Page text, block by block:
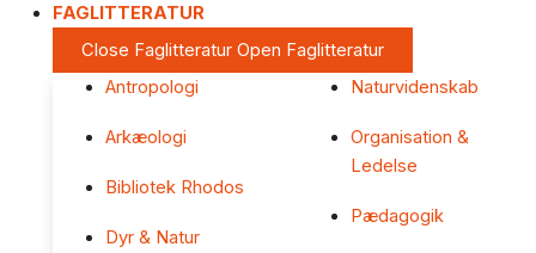
FAGLITTERATUR
Close Faglitteratur Open Faglitteratur
Antropologi
Arkæologi
Bibliotek Rhodos
Dyr & Natur
Naturvidenskab
Organisation &
Ledelse
Pædagogik